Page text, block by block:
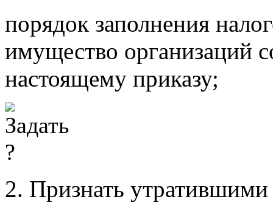
порядок заполнения
имущество организаций
настоящему приказу;
2. Признать утратившими